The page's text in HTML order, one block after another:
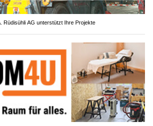
Rüdisühli AG unterstützt Ihre Projekte